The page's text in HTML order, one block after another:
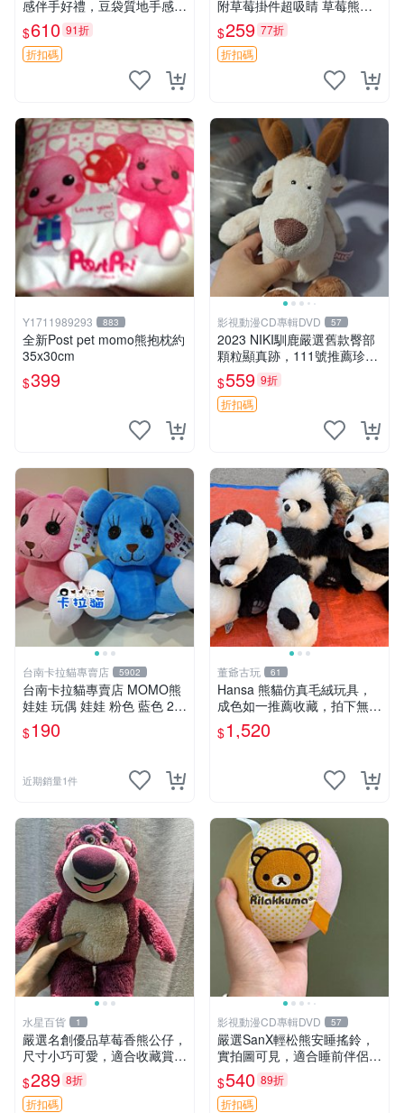
感伴手好禮，豆袋質地手感
佳，抱枕小熊 recom 推薦 白
色豆袋 玩具
$610 91折
折扣碼
附草莓掛件超吸睛 草莓熊手
提包 草莓掛件 可愛portunes
e
$259 77折
折扣碼
Y1711989293 883
全新Post pet momo熊抱枕約
35x30cm
$399
影視動漫CD專輯DVD 57
2023 NIKI馴鹿嚴選舊款臀部
顆粒顯真跡，111號推薦珍藏
品 馴鹿 舊款 尾巴顆粒
$559 9折
折扣碼
台南卡拉貓專賣店 5902
台南卡拉貓專賣店 MOMO熊
娃娃 玩偶 娃娃 粉色 藍色 2色
分售
$190
近期銷量1件
董爺古玩 61
Hansa 熊貓仿真毛絨玩具，
成色如一推薦收藏，拍下無疑
心 熊貓 毛絨玩具 收藏
$1,520
水星百貨 1
嚴選名創優品草莓香熊公仔，
尺寸小巧可愛，適合收藏賞玩
30cm 玩具 公仔 草莓熊
$289 8折
折扣碼
影視動漫CD專輯DVD 57
嚴選SanX輕松熊安睡搖鈴，
實拍圖可見，適合睡前伴侶，
Picks安撫好物 0325 懸吊 電
腦
$540 89折
折扣碼